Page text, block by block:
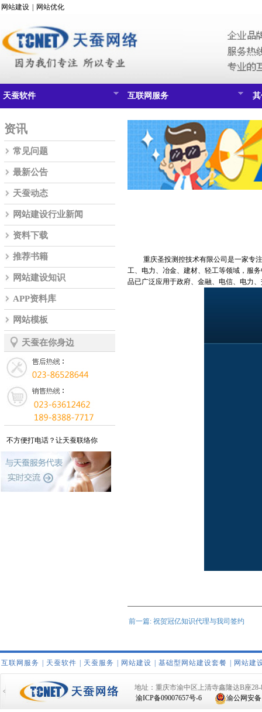
网站建设 网站优化
天蚕软件 互联网服务
资讯
常见问题
最新公告
天蚕动态
网站建设行业新闻
资料下载
推荐书籍
网站建设知识
APP资料库
网站模板
天蚕在你身边
不方便打电话？让天蚕联络你
重庆圣投测控技术有限公司是一家专
工、电力、冶金、建材、轻工等领域，服
品已广泛应用于政府、金融、电信、电力
前一篇: 祝贺冠亿知识代理与我司签约
互联网服务 天蚕软件 天蚕服务 网站建设 基础型网站建设套餐 网站建
地址：重庆市渝中区上清寺鑫隆达B座28-
渝ICP备09007657号-6
渝公网安备